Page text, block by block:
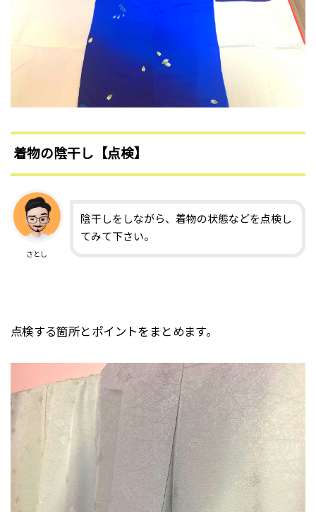
着物の陰干し【点検】
さとし
陰干しをしながら、着物の状態などを点検し
てみて下さい。
点検する箇所とポイントをまとめます。